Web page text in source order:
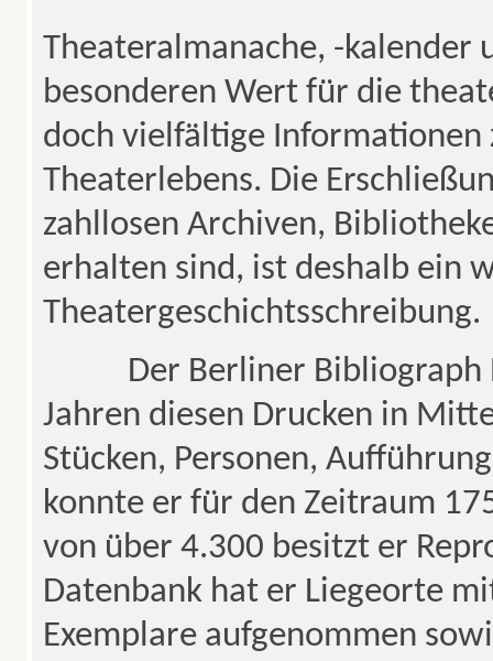
Theateralmanache, -kalender
besonderen Wert für die
doch vielfältige Informationen
Theaterlebens. Die
zahllosen Archiven,
erhalten sind, ist deshalb ein
Theatergeschichtsschreibung.
Der Berliner Bibliograph
Jahren diesen Drucken in
Stücken, Personen,
konnte er für den Zeitraum
von über 4.300 besitzt er
Datenbank hat er Liegeorte
Exemplare aufgenommen